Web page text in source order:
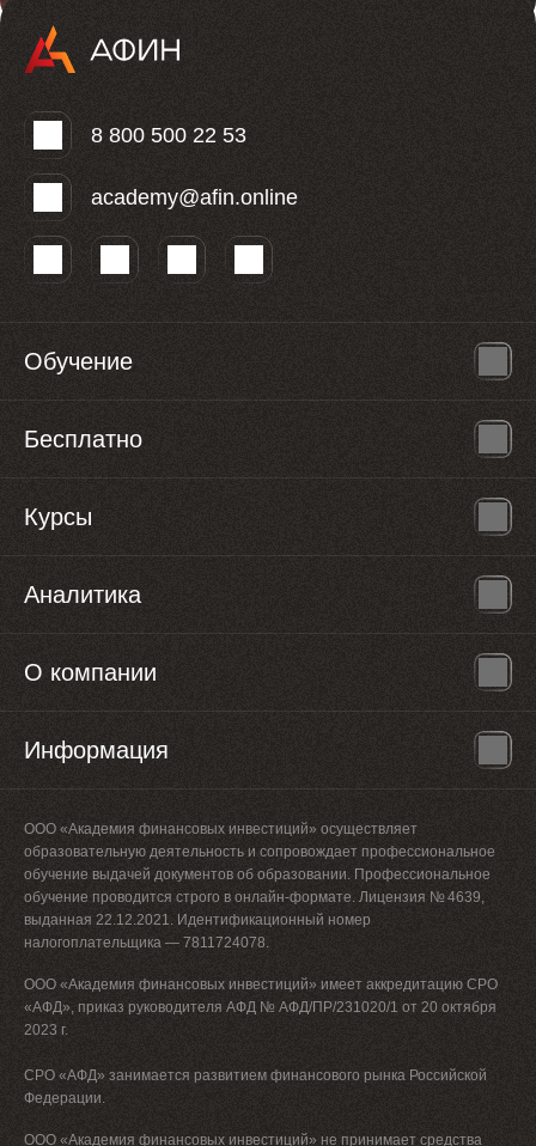
8 800 500 22 53
academy@afin.online
Обучение
Бесплатно
Курсы
Аналитика
О компании
Информация
ООО «Академия финансовых инвестиций» осуществляет
образовательную деятельность и сопровождает профессиональное
обучение выдачей документов об образовании. Профессиональное
обучение проводится строго в онлайн-формате. Лицензия № 4639,
выданная 22.12.2021. Идентификационный номер
налогоплательщика — 7811724078.
ООО «Академия финансовых инвестиций» имеет аккредитацию СРО
«АФД», приказ руководителя АФД № АФД/ПР/231020/1 от 20 октября
2023 г.
СРО «АФД» занимается развитием финансового рынка Российской
Федерации.
ООО «Академия финансовых инвестиций» не принимает средства